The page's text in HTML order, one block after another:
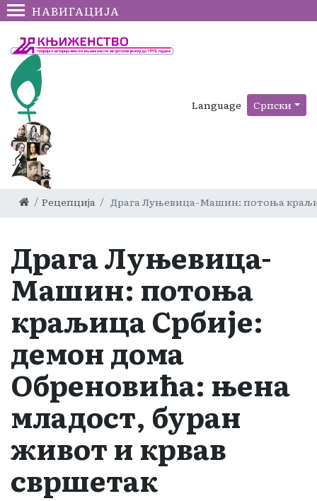
НАВИГАЦИЈА
Language Српски
Рецепција Драга Луњевица-Машин: потоња
Драга Луњевица-
Машин: потоња
краљица Србије:
демон дома
Обреновића: њена
младост, буран
живот и крвав
свршетак